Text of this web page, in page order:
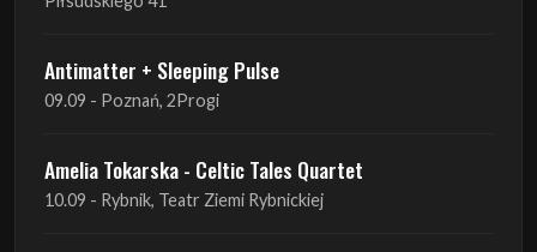
Amelia Tokarska - Celtic Tales Quartet
10.09 - Rybnik, Teatr Ziemi Rybnickiej
Antimatter + Sleeping Pulse